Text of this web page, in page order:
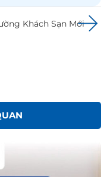
Khách Sạn Mới